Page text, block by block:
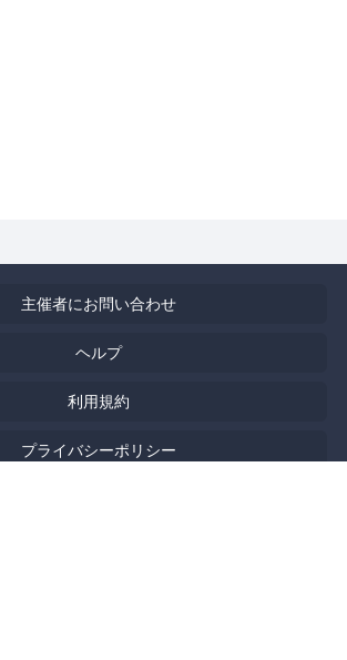
主催者にお問い合わせ
ヘルプ
利用規約
プライバシーポリシー